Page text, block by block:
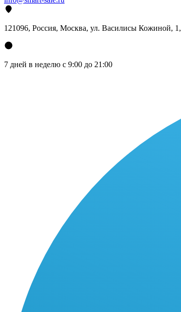
121096, Россия, Москва, ул. Василисы Кожиной,
7 дней в неделю с 9:00 до 21:00